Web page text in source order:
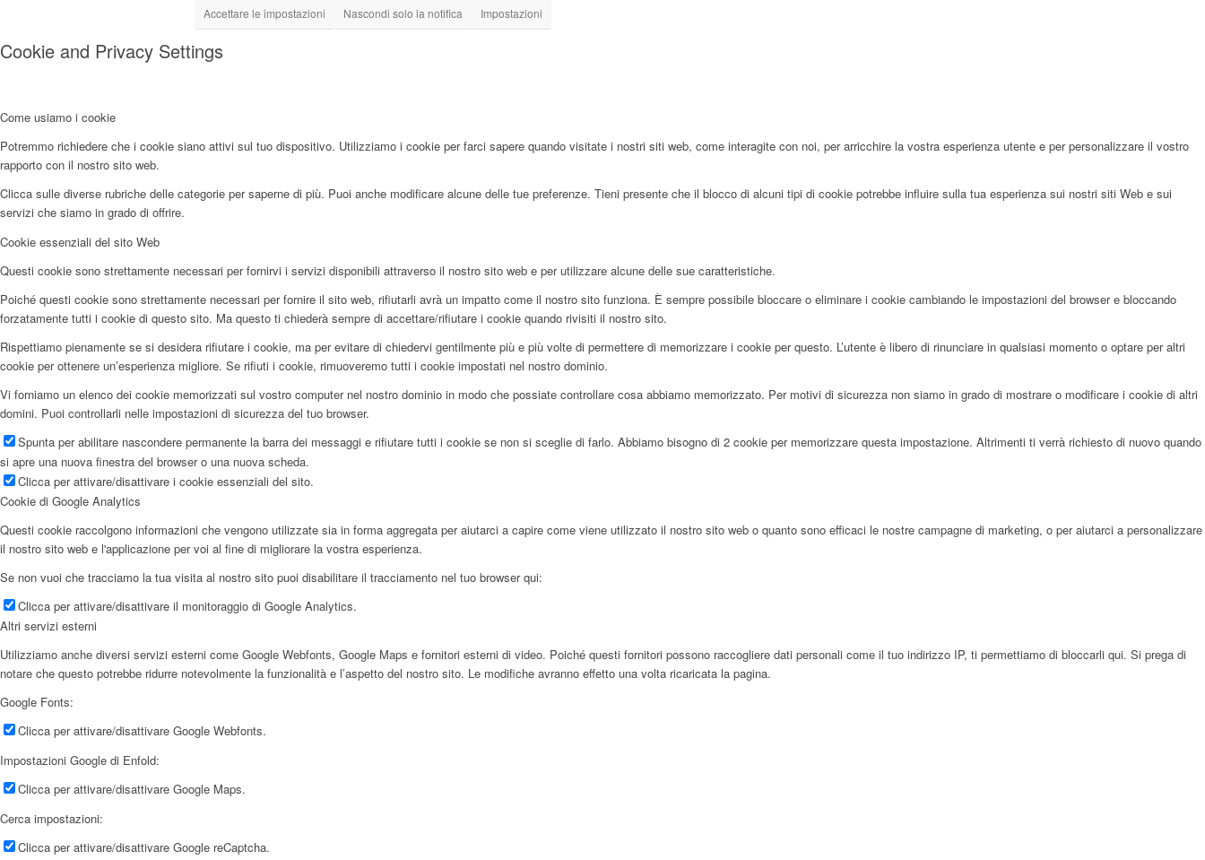
Accettare le impostazioni Nascondi solo la notifica Impostazioni
Cookie and Privacy Settings
Come usiamo i cookie
Potremmo richiedere che i cookie siano attivi sul tuo dispositivo. Utilizziamo i cookie per farci sapere quando visitate i nostri siti web, come interagite con noi, per arricchire la vostra esperienza utente e per personalizzare il vostro
rapporto con il nostro sito web.
Clicca sulle diverse rubriche delle categorie per saperne di più. Puoi anche modificare alcune delle tue preferenze. Tieni presente che il blocco di alcuni tipi di cookie potrebbe influire sulla tua esperienza sui nostri siti Web e sui
servizi che siamo in grado di offrire.
Cookie essenziali del sito Web
Questi cookie sono strettamente necessari per fornirvi i servizi disponibili attraverso il nostro sito web e per utilizzare alcune delle sue caratteristiche.
Poiché questi cookie sono strettamente necessari per fornire il sito web, rifiutarli avrà un impatto come il nostro sito funziona. È sempre possibile bloccare o eliminare i cookie cambiando le impostazioni del browser e bloccando
forzatamente tutti i cookie di questo sito. Ma questo ti chiederà sempre di accettare/rifiutare i cookie quando rivisiti il nostro sito.
Rispettiamo pienamente se si desidera rifiutare i cookie, ma per evitare di chiedervi gentilmente più e più volte di permettere di memorizzare i cookie per questo. L’utente è libero di rinunciare in qualsiasi momento o optare per altri
cookie per ottenere un’esperienza migliore. Se rifiuti i cookie, rimuoveremo tutti i cookie impostati nel nostro dominio.
Vi forniamo un elenco dei cookie memorizzati sul vostro computer nel nostro dominio in modo che possiate controllare cosa abbiamo memorizzato. Per motivi di sicurezza non siamo in grado di mostrare o modificare i cookie di altri
domini. Puoi controllarli nelle impostazioni di sicurezza del tuo browser.
Spunta per abilitare nascondere permanente la barra dei messaggi e rifiutare tutti i cookie se non si sceglie di farlo. Abbiamo bisogno di 2 cookie per memorizzare questa impostazione. Altrimenti ti verrà richiesto di nuovo quando
si apre una nuova finestra del browser o una nuova scheda.
Clicca per attivare/disattivare i cookie essenziali del sito.
Cookie di Google Analytics
Questi cookie raccolgono informazioni che vengono utilizzate sia in forma aggregata per aiutarci a capire come viene utilizzato il nostro sito web o quanto sono efficaci le nostre campagne di marketing, o per aiutarci a personalizzare
il nostro sito web e l'applicazione per voi al fine di migliorare la vostra esperienza.
Se non vuoi che tracciamo la tua visita al nostro sito puoi disabilitare il tracciamento nel tuo browser qui:
Clicca per attivare/disattivare il monitoraggio di Google Analytics.
Altri servizi esterni
Utilizziamo anche diversi servizi esterni come Google Webfonts, Google Maps e fornitori esterni di video. Poiché questi fornitori possono raccogliere dati personali come il tuo indirizzo IP, ti permettiamo di bloccarli qui. Si prega di
notare che questo potrebbe ridurre notevolmente la funzionalità e l’aspetto del nostro sito. Le modifiche avranno effetto una volta ricaricata la pagina.
Google Fonts:
Clicca per attivare/disattivare Google Webfonts.
Impostazioni Google di Enfold:
Clicca per attivare/disattivare Google Maps.
Cerca impostazioni:
Clicca per attivare/disattivare Google reCaptcha.